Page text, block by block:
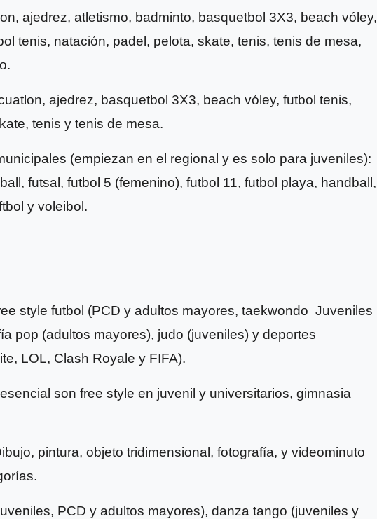
ajedrez, atletismo, badminto, basquetbol 3X3, beach vóley,
tenis, natación, padel, pelota, skate, tenis, tenis de mesa,
ajedrez, basquetbol 3X3, beach vóley, futbol tenis,
tenis y tenis de mesa.
(empiezan en el regional y es solo para juveniles):
futsal, futbol 5 (femenino), futbol 11, futbol playa, handball,
y voleibol.
style futbol (PCD y adultos mayores, taekwondo Juveniles
pop (adultos mayores), judo (juveniles) y deportes
LOL, Clash Royale y FIFA).
son free style en juvenil y universitarios, gimnasia
pintura, objeto tridimensional, fotografía, y videominuto
PCD y adultos mayores), danza tango (juveniles y